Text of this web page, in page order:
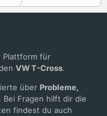
Plattform für
VW T-Cross.
über Probleme,
Bei Fragen hilft dir die
findest du auch